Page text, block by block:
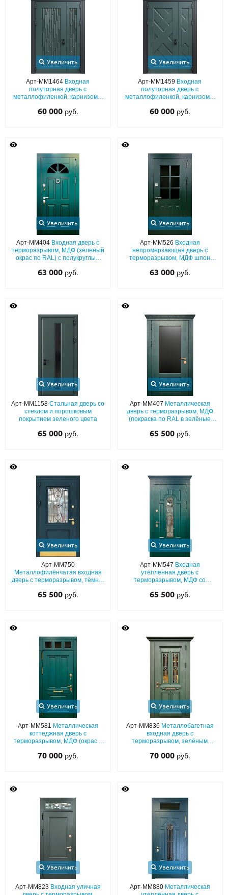
Увеличить
Арт-ММ1464 Входная
полуторная дверь с
металлофиленкой, карнизом и
60 000 руб.
Увеличить
Арт-ММ1459 Входная
полуторная дверь с
металлофиленкой, карнизом и
60 000 руб.
Увеличить
Арт-ММ404 Входная дверь с
терморазрывом, МДФ (зеленый
окрас по RAL) с полукруглым
63 000 руб.
Увеличить
Арт-ММ526 Входная
непромерзающая дверь с
терморазрывом, МДФ шпон
со стеклопакетом
63 000 руб.
Увеличить
Арт-ММ1158Стальная дверь со
стеклом и порошковым
покрытием зеленого цвета
65 000 руб.
Увеличить
Арт-ММ407 Металлическая
дверь с терморазрывом, МДФ
(покраска по RAL в зелёные
карнизом
65 500 руб.
Увеличить
Арт-ММ750
Металлофилёнчатая входная
дверь с терморазрывом, тёмно-
напылением, ковкой, стеклом и
65 500 руб.
Увеличить
Арт-ММ547 Входная
утеплённая дверь с
терморазрывом, МДФ со
RAL) с ковкой, стеклом и
65 500 руб.
Увеличить
Арт-ММ581 Металлическая
коттеджная дверь с
терморазрывом, МДФ (окрас в
багетным раскладом и
70 000 руб.
Увеличить
Арт-ММ836 Металлобагетная
входная дверь с
терморазрывом, зелёным
ковкой, карнизом и стеклом
70 000 руб.
Увеличить
Арт-ММ823 Входная уличная
Увеличить
Арт-ММ880 Металлическая